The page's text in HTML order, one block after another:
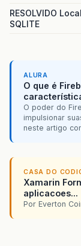
RESOLVIDO
SQLITE
ALURA
O que é
O poder do
impulsionar
neste artigo
CASA DO
Xamarin
aplicacoes...
Por Everton